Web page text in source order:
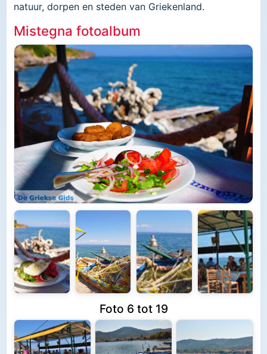
natuur, dorpen en steden van Griekenland.
Mistegna fotoalbum
Foto 6 tot 19